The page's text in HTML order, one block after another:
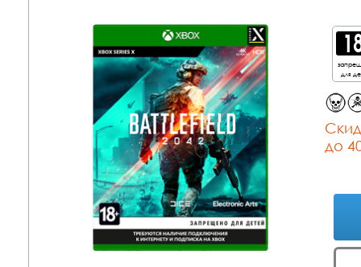
для
до